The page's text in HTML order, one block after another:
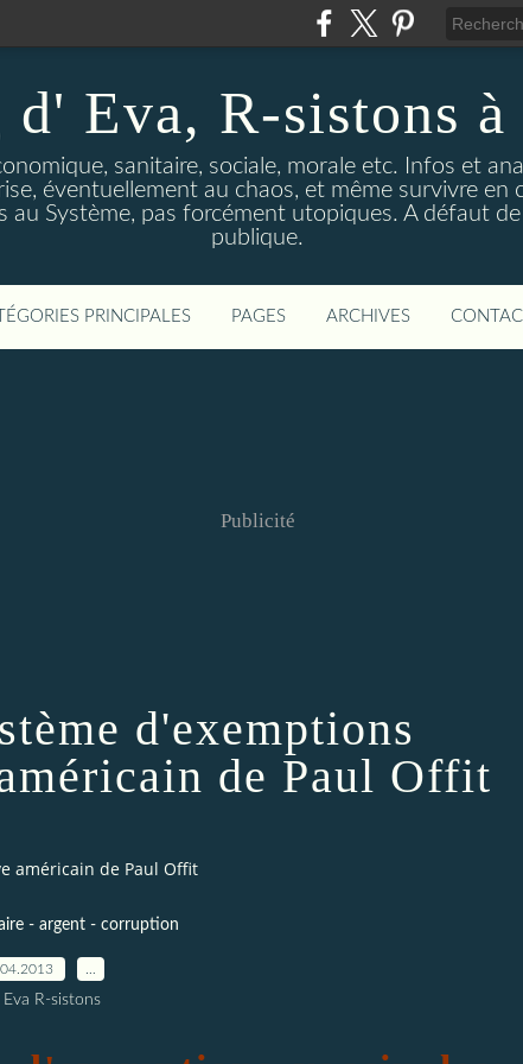
Eva, R-sistons à
sanitaire, sociale, morale etc. Infos et
éventuellement au chaos, et même survivre en
au Système, pas forcément utopiques. A défaut
publique.
PRINCIPALES PAGES ARCHIVES
Publicité
d'exemptions
de Paul Offit
américain de Paul Offit
- argent - corruption
Eva R-sistons